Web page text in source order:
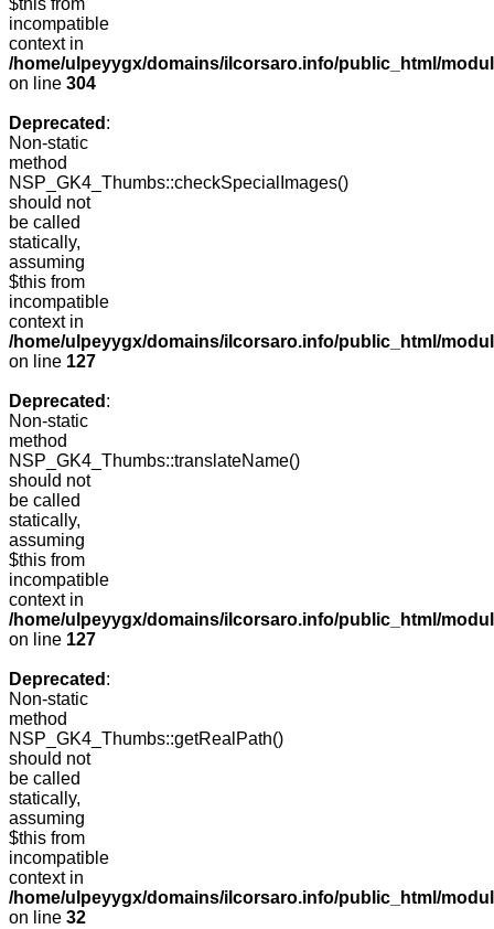
$this from
incompatible
context in
/home/ulpeyygx/domains/ilcorsaro.info/public_html/
on line 304
Deprecated :
Non-static
method
NSP_GK4_Thumbs::checkSpecialImages()
should not
be called
statically,
assuming
$this from
incompatible
context in
/home/ulpeyygx/domains/ilcorsaro.info/public_html/
on line 127
Deprecated :
Non-static
method
NSP_GK4_Thumbs::translateName()
should not
be called
statically,
assuming
$this from
incompatible
context in
/home/ulpeyygx/domains/ilcorsaro.info/public_html/
on line 127
Deprecated :
Non-static
method
NSP_GK4_Thumbs::getRealPath()
should not
be called
statically,
assuming
$this from
incompatible
context in
/home/ulpeyygx/domains/ilcorsaro.info/public_html/
on line 32